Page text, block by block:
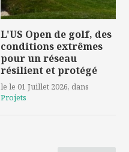
L'US Open de golf, des
conditions extrêmes
pour un réseau
résilient et protégé
le le 01 Juillet 2026, dans
Projets